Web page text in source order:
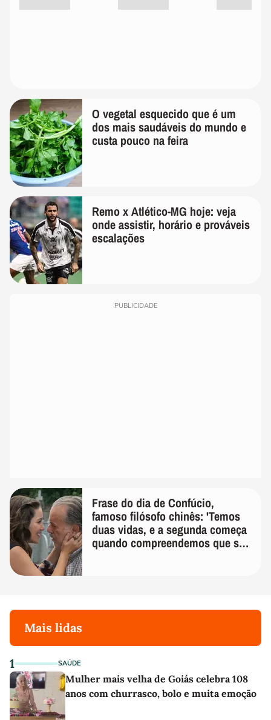
O vegetal esquecido que é um
dos mais saudáveis do mundo e
custa pouco na feira
Remo x Atlético-MG hoje: veja
onde assistir, horário e prováveis
escalações
PUBLICIDADE
Frase do dia de Confúcio,
famoso filósofo chinês: 'Temos
duas vidas, e a segunda começa
quando compreendemos que só
Mais lidas
1 SAÚDE
Mulher mais velha de Goiás celebra 108
anos com churrasco, bolo e muita emoção